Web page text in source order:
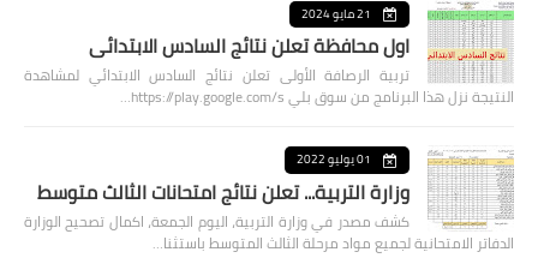
21 مايو 2024
اول محافظة تعلن نتائج السادس الابتدائي
تربية الرصافة الأولى تعلن نتائج السادس الابتدائي لمشاهدة
النتيجة نزل هذا البرنامج من سوق بلي https://play.google.com/s…
01 يوليو 2022
وزارة التربية... تعلن نتائج امتحانات الثالث متوسط
كشف مصدر في وزارة التربية، اليوم الجمعة، اكمال تصحيح الوزارة
الدفاتر الامتحانية لجميع مواد مرحلة الثالث المتوسط باستثنا…